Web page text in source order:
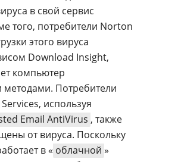
в свой сервис
того, потребители Norton
этого вируса
Download Insight,
компьютер
Потребители
используя
Email AntiVirus , также
от вируса. Поскольку
в « облачной »